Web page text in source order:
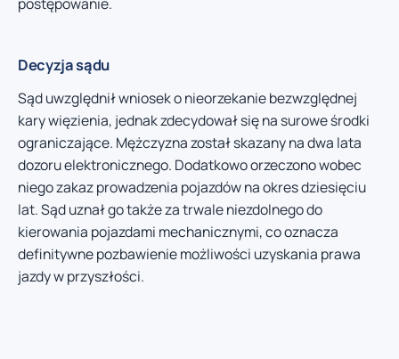
Decyzja sądu
Sąd uwzględnił wniosek o nieorzekanie bezwzględnej
kary więzienia, jednak zdecydował się na surowe środki
ograniczające. Mężczyzna został skazany na dwa lata
dozoru elektronicznego. Dodatkowo orzeczono wobec
niego zakaz prowadzenia pojazdów na okres dziesięciu
lat. Sąd uznał go także za trwale niezdolnego do
kierowania pojazdami mechanicznymi, co oznacza
definitywne pozbawienie możliwości uzyskania prawa
jazdy w przyszłości.